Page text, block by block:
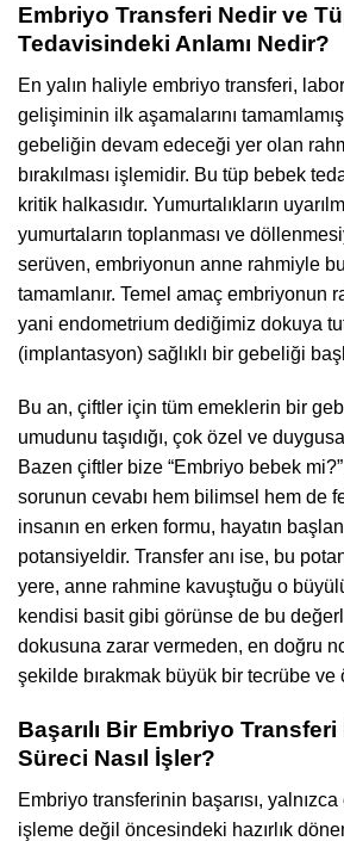
Embriyo Transferi Nedir ve
Tedavisindeki Anlamı Nedir?
En yalın haliyle embriyo transferi,
gelişiminin ilk aşamalarını
gebeliğin devam edeceği yer olan
bırakılması işlemidir. Bu tüp bebek
kritik halkasıdır. Yumurtalıkların
yumurtaların toplanması ve
serüven, embriyonun anne rahmiyle
tamamlanır. Temel amaç embriyonun
yani endometrium dediğimiz dokuya
(implantasyon) sağlıklı bir gebeliği
Bu an, çiftler için tüm emeklerin bir
umudunu taşıdığı, çok özel ve
Bazen çiftler bize “Embriyo bebek
sorunun cevabı hem bilimsel hem de
insanın en erken formu, hayatın
potansiyeldir. Transfer anı ise, bu
yere, anne rahmine kavuştuğu o
kendisi basit gibi görünse de bu
dokusuna zarar vermeden, en doğru
şekilde bırakmak büyük bir tecrübe ve
Başarılı Bir Embriyo Transferi
Süreci Nasıl İşler?
Embriyo transferinin başarısı,
işleme değil öncesindeki hazırlık